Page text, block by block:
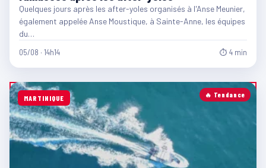
Quelques jours après les after-yoles organisés à l'Anse Meunier,
également appelée Anse Moustique, à Sainte-Anne, les équipes
du…
05/08 · 14h14 ⏱ 4 min
🔥 Tendance
MARTINIQUE